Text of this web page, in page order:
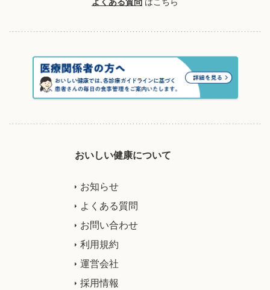
おいしい健康について
お知らせ
よくある質問
お問い合わせ
利用規約
運営会社
採用情報